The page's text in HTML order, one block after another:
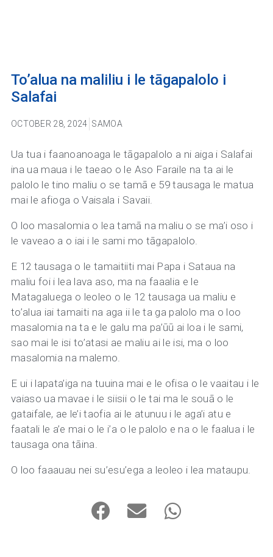
To’alua na maliliu i le tāgapalolo i
Salafai
OCTOBER 28, 2024 SAMOA
Ua tua i faanoanoaga le tāgapalolo a ni aiga i Salafai
ina ua maua i le taeao o le Aso Faraile na ta ai le
palolo le tino maliu o se tamā e 59 tausaga le matua
mai le afioga o Vaisala i Savaii.
O loo masalomia o lea tamā na maliu o se ma’i oso i
le vaveao a o iai i le sami mo tāgapalolo.
E 12 tausaga o le tamaitiiti mai Papa i Sataua na
maliu foi i lea lava aso, ma na faaalia e le
Matagaluega o leoleo o le 12 tausaga ua maliu e
to’alua iai tamaiti na aga ii le ta ga palolo ma o loo
masalomia na ta e le galu ma pa’ūū ai loa i le sami,
sao mai le isi to’atasi ae maliu ai le isi, ma o loo
masalomia na malemo.
E ui i lapata’iga na tuuina mai e le ofisa o le vaaitau i le
vaiaso ua mavae i le siisii o le tai ma le souā o le
gataifale, ae le’i taofia ai le atunuu i le aga’i atu e
faatali le a’e mai o le i’a o le palolo e na o le faalua i le
tausaga ona tāina.
O loo faaauau nei su’esu’ega a leoleo i lea mataupu.